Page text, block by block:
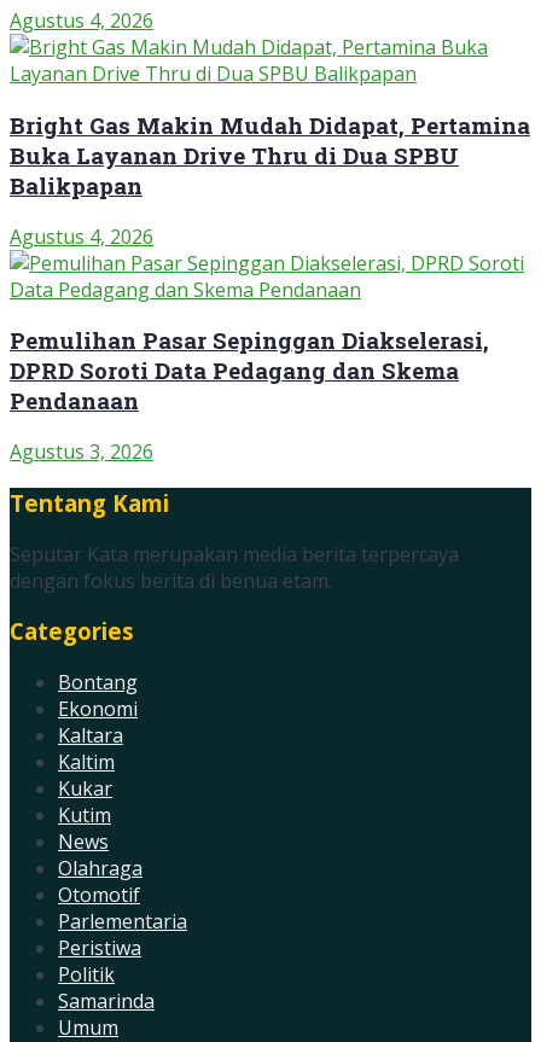
Agustus 4, 2026
Bright Gas Makin Mudah Didapat, Pertamina
Buka Layanan Drive Thru di Dua SPBU
Balikpapan
Agustus 4, 2026
Pemulihan Pasar Sepinggan Diakselerasi,
DPRD Soroti Data Pedagang dan Skema
Pendanaan
Agustus 3, 2026
Tentang Kami
Seputar Kata merupakan media berita terpercaya
dengan fokus berita di benua etam.
Categories
Bontang
Ekonomi
Kaltara
Kaltim
Kukar
Kutim
News
Olahraga
Otomotif
Parlementaria
Peristiwa
Politik
Samarinda
Umum